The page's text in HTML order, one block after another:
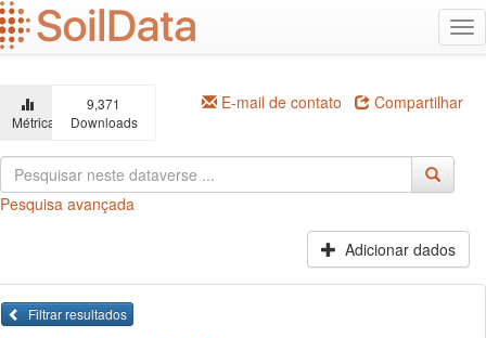
Ir
para
o
principal
Métricas
9,371
Downloads
E-mail de contato Compartilhar
Pesquisa avançada
Adicionar dados
Filtrar resultados